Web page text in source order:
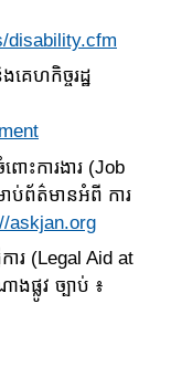
disability.cfm
េហកិច្ចរដ្ឋ
ះការងារ (Job
ប់ព័ត៌មានអំពី ការ
askjan.org
ារ (Legal Aid at
ផ្លូវ ច្បាប់ ៖